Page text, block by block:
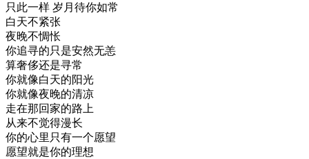
只此一样 岁月待你如常
白天不紧张
夜晚不惆怅
你追寻的只是安然无恙
算奢侈还是寻常
你就像白天的阳光
你就像夜晚的清凉
走在那回家的路上
从来不觉得漫长
你的心里只有一个愿望
愿望就是你的理想